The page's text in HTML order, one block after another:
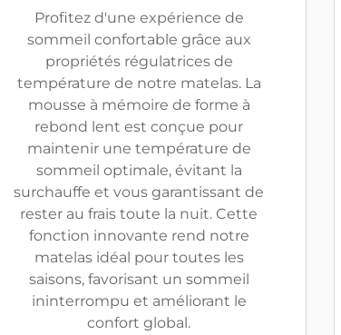
Profitez d'une expérience de
sommeil confortable grâce aux
propriétés régulatrices de
température de notre matelas. La
mousse à mémoire de forme à
rebond lent est conçue pour
maintenir une température de
sommeil optimale, évitant la
surchauffe et vous garantissant de
rester au frais toute la nuit. Cette
fonction innovante rend notre
matelas idéal pour toutes les
saisons, favorisant un sommeil
ininterrompu et améliorant le
confort global.